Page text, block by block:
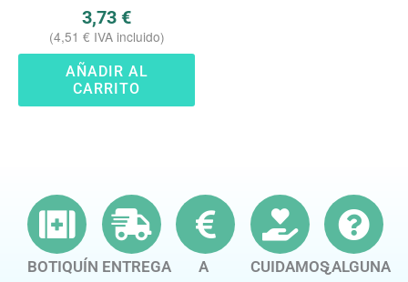
3,73 €
(4,51 € IVA incluido)
AÑADIR AL
CARRITO
BOTIQUÍN ENTREGA
A
CUIDAMOS¿ALGUNA